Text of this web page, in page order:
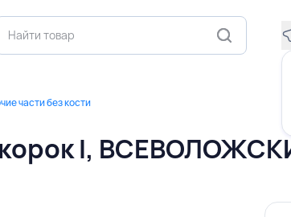
части без кости
I,